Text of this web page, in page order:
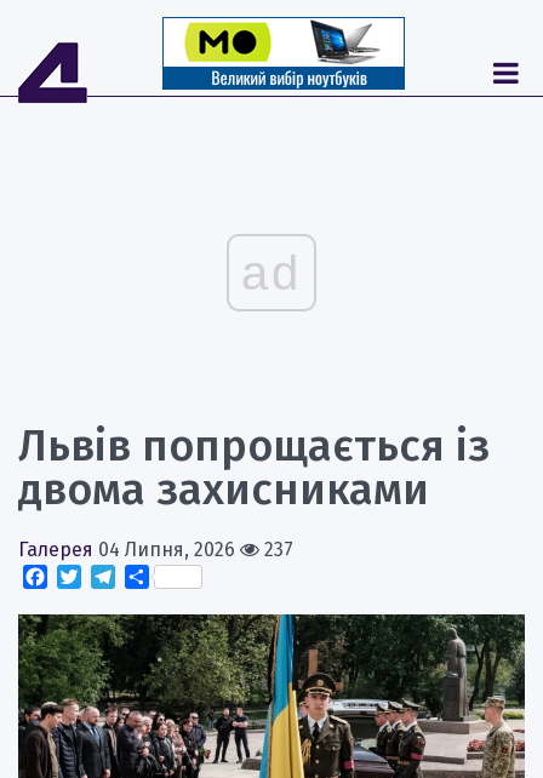
ad
Львів попрощається із
двома захисниками
Галерея 04 Липня, 2026
237
Facebook
TwitterTelegram
Поділитися